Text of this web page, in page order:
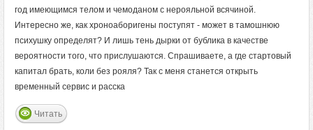
год имеющимся телом и чемоданом с нерояльной всячиной.
Интересно же, как хроноаборигены поступят - может в тамошнюю
психушку определят? И лишь тень дырки от бублика в качестве
вероятности того, что прислушаются. Спрашиваете, а где стартовый
капитал брать, коли без рояля? Так с меня станется открыть
временный сервис и расска
Читать